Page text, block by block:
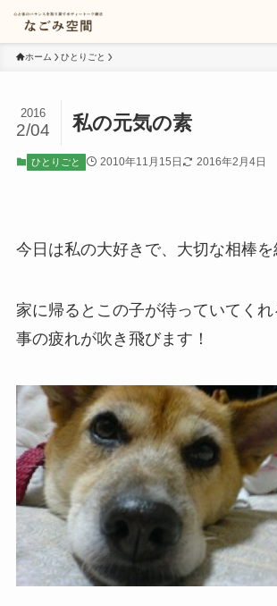
ホーム ひとりごと
私の元気の素
2016
2/04
ひとりごと 2010年11月15日 2016年2月4日
今日は私の大好きで、大切な相棒
家に帰るとこの子が待っていてく
事の疲れが吹き飛びます！